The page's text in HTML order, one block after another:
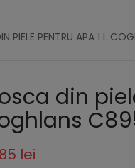
PIELE PENTRU APA 1 L
din
lei